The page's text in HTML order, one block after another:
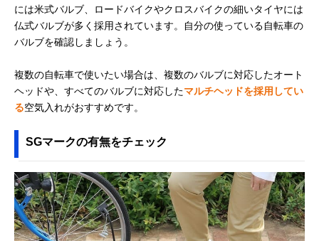
には米式バルブ、ロードバイクやクロスバイクの細いタイヤには
仏式バルブが多く採用されています。自分の使っている自転車の
バルブを確認しましょう。
複数の自転車で使いたい場合は、複数のバルブに対応したオート
ヘッドや、すべてのバルブに対応したマルチヘッドを採用してい
る空気入れがおすすめです。
SGマークの有無をチェック